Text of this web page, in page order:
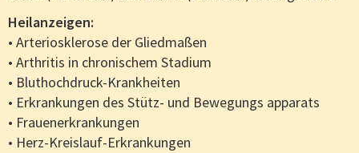
Heilanzeigen:
• Arteriosklerose der Gliedmaßen
• Arthritis in chronischem Stadium
• Bluthochdruck-Krankheiten
• Erkrankungen des Stütz- und Bewegungs apparats
• Frauenerkrankungen
• Herz-Kreislauf-Erkrankungen